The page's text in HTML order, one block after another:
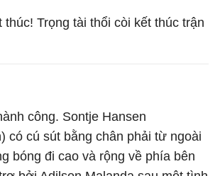
thúc! Trọng tài thổi còi kết thúc trận
công. Sontje Hansen
có cú sút bằng chân phải từ ngoài
bóng đi cao và rộng về phía bên